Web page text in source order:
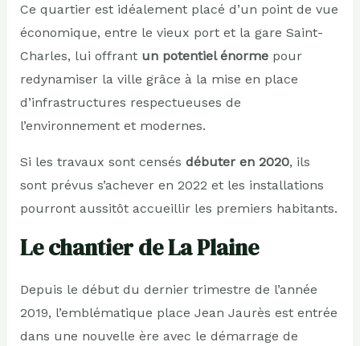
Ce quartier est idéalement placé d’un point de vue
économique, entre le vieux port et la gare Saint-
Charles, lui offrant un potentiel énormepour
redynamiser la ville grâce à la mise en place
d’infrastructures respectueuses de
l’environnement et modernes.
Si les travaux sont censés débuter en 2020, ils
sont prévus s’achever en 2022 et les installations
pourront aussitôt accueillir les premiers habitants.
Le chantier de La Plaine
Depuis le début du dernier trimestre de l’année
2019, l’emblématique place Jean Jaurès est entrée
dans une nouvelle ère avec le démarrage de